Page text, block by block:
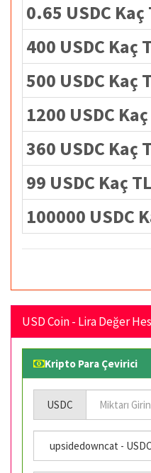
0.65 USDC Kaç
400 USDC Kaç
500 USDC Kaç
1200 USDC
360 USDC Kaç
99 USDC Kaç
100000 USDC
USD Coin - Lira Değer
Kripto Para Çevirici
USDC